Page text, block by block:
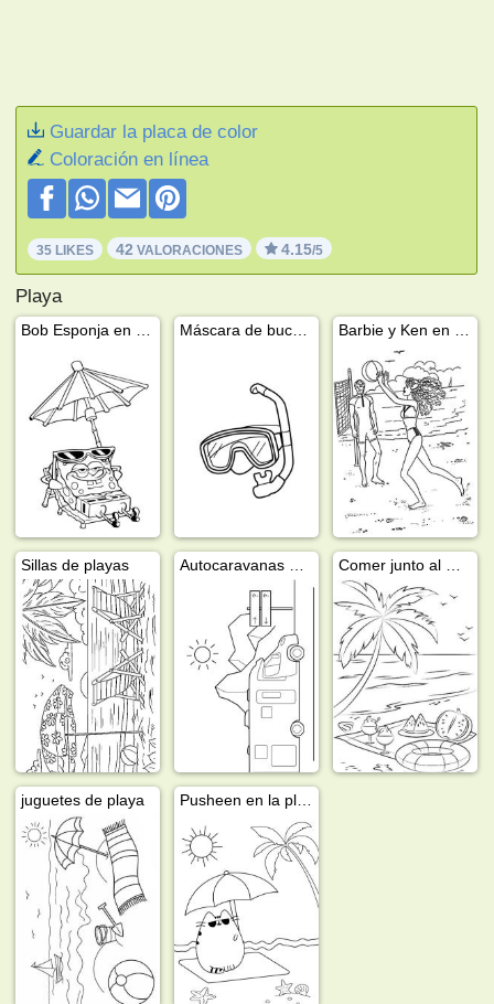
Guardar la placa de color
Coloración en línea
35 LIKES 42 VALORACIONES 4.15/5
Playa
Sillas de playas
juguetes de playa